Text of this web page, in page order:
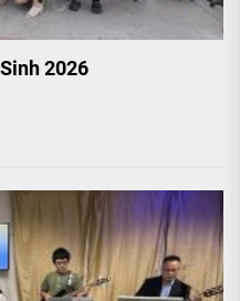
2026